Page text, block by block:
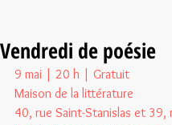
Vendredi de poésie
9 mai | 20 h | Gratuit
Maison de la littérature
40, rue Saint-Stanislas et 39,